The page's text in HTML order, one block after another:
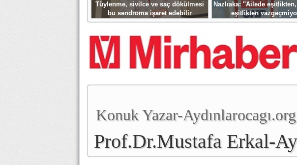
Tüylenme, sivilce ve saç dökülmesi
bu sendroma işaret edebilir
Nazlıaka: ''Ailede
eşitlikten
Konuk Yazar-Aydınlarocagı.org
Prof.Dr.Mustafa Erkal-